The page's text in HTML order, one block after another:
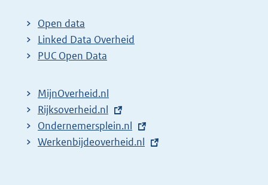
t
e
r
l
i
n
k
Open data
Linked Data Overheid
PUC Open Data
MijnOverheid.nl
E
x
t
Rijksoverheid.nl
E
x
Ondernemersplein.nl
E
Werkenbijdeoverheid.nl